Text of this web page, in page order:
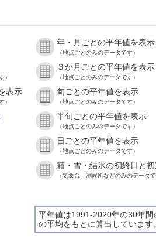
年・月ごとの平年値を表示
（地点ごとのみのデータです）
）
３か月ごとの平年値を表示
（地点ごとのみのデータです）
表示
）
旬ごとの平年値を表示
（地点ごとのみのデータです）
半旬ごとの平年値を表示
（地点ごとのみのデータです）
日ごとの平年値を表示
（地点ごとのみのデータです）
霜・雪・結氷の初終日と
（気象台、測候所などのみのデータで
平年値は1991-2020年の30年間
の平均をもとに算出しています